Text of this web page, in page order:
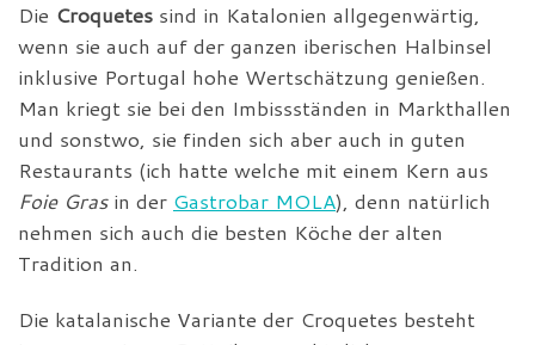
Die Croquetes sind in Katalonien allgegenwärtig,
wenn sie auch auf der ganzen iberischen Halbinsel
inklusive Portugal hohe Wertschätzung genießen.
Man kriegt sie bei den Imbissständen in Markthallen
und sonstwo, sie finden sich aber auch in guten
Restaurants (ich hatte welche mit einem Kern aus
Foie Grasin der Gastrobar MOLA), denn natürlich
nehmen sich auch die besten Köche der alten
Tradition an.
Die katalanische Variante der Croquetes besteht